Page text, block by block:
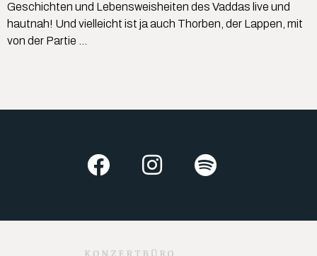
Geschichten und Lebensweisheiten des Vaddas live und
hautnah! Und vielleicht ist ja auch Thorben, der Lappen, mit
von der Partie …